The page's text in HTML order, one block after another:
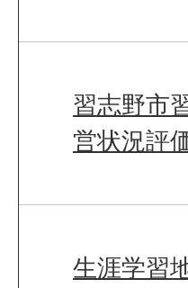
習志野市
営状況評
生涯学習